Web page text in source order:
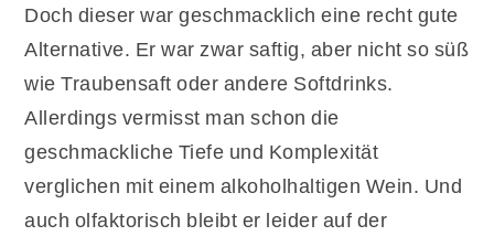
Doch dieser war geschmacklich eine recht gute
Alternative. Er war zwar saftig, aber nicht so süß
wie Traubensaft oder andere Softdrinks.
Allerdings vermisst man schon die
geschmackliche Tiefe und Komplexität
verglichen mit einem alkoholhaltigen Wein. Und
auch olfaktorisch bleibt er leider auf der